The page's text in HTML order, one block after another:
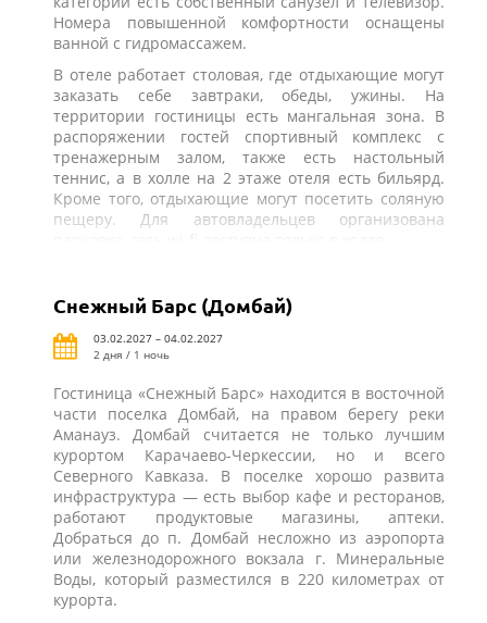
Номера повышенной комфортности оснащены
ванной с гидромассажем.
В отеле работает столовая, где отдыхающие могут
заказать себе завтраки, обеды, ужины. На
территории гостиницы есть мангальная зона. В
распоряжении гостей спортивный комплекс с
тренажерным залом, также есть настольный
теннис, а в холле на 2 этаже отеля есть бильярд.
Кроме того, отдыхающие могут посетить соляную
пещеру. Для автовладельцев организована
Снежный Барс (Домбай)
03.02.2027 – 04.02.2027
2 дня / 1 ночь
Гостиница «Снежный Барс» находится в восточной
части поселка Домбай, на правом берегу реки
Аманауз. Домбай считается не только лучшим
курортом Карачаево-Черкессии, но и всего
Северного Кавказа. В поселке хорошо развита
инфраструктура — есть выбор кафе и ресторанов,
работают продуктовые магазины, аптеки.
Добраться до п. Домбай несложно из аэропорта
или железнодорожного вокзала г. Минеральные
Воды, который разместился в 220 километрах от
курорта.